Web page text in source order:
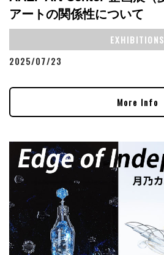
アートの関係性について
EXHIBITIONS
2025/07/23
More Info